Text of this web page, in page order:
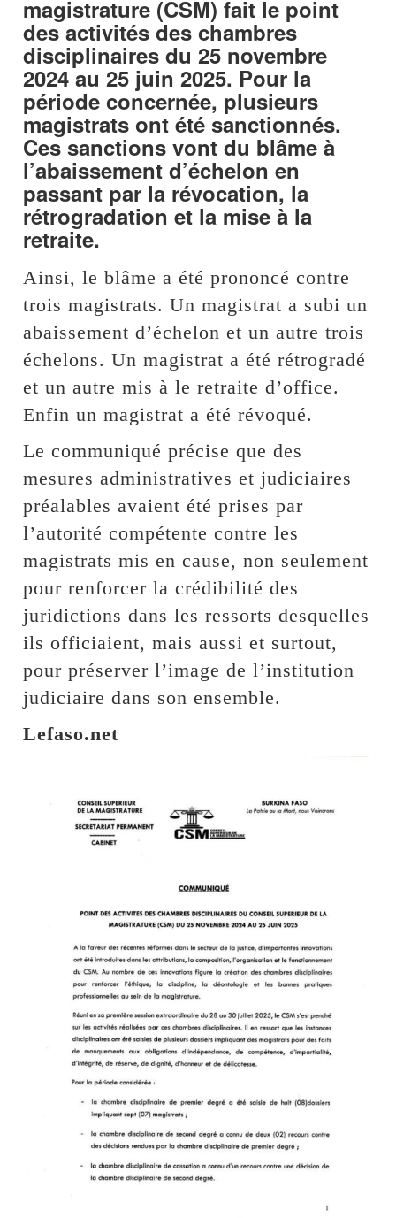
magistrature (CSM) fait le point
des activités des chambres
disciplinaires du 25 novembre
2024 au 25 juin 2025. Pour la
période concernée, plusieurs
magistrats ont été sanctionnés.
Ces sanctions vont du blâme à
l’abaissement d’échelon en
passant par la révocation, la
rétrogradation et la mise à la
retraite.
Ainsi, le blâme a été prononcé contre
trois magistrats. Un magistrat a subi un
abaissement d’échelon et un autre trois
échelons. Un magistrat a été rétrogradé
et un autre mis à le retraite d’office.
Enfin un magistrat a été révoqué.
Le communiqué précise que des
mesures administratives et judiciaires
préalables avaient été prises par
l’autorité compétente contre les
magistrats mis en cause, non seulement
pour renforcer la crédibilité des
juridictions dans les ressorts desquelles
ils officiaient, mais aussi et surtout,
pour préserver l’image de l’institution
judiciaire dans son ensemble.
Lefaso.net